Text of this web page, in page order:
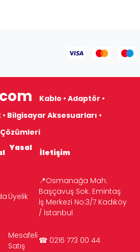
Kablo • Adaptör •
Bilgisayar Aksesuarları •
Yasal İletişim
Üyelik
📍Osmanağa Mah.
Başçavuş Sok. Emintaş
İş Merkezi No:3/7 Kadıköy
/ İstanbul
Mesafeli
Satış
☎ 0216 773 00 44